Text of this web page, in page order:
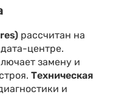
рассчитан на
центре.
замену и
Техническая
и